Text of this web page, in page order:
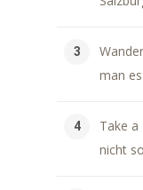
man
Take a
nicht